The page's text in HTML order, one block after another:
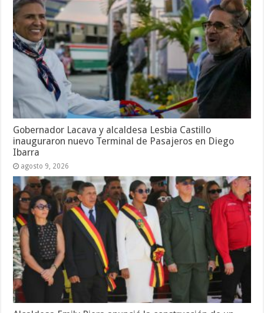
Gobernador Lacava y alcaldesa Lesbia Castillo
inauguraron nuevo Terminal de Pasajeros en Diego
Ibarra
agosto 9, 2026